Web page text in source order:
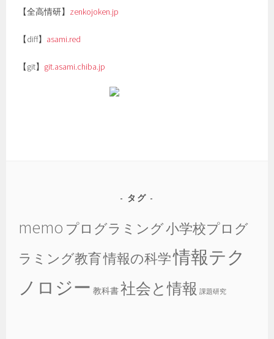
【全高情研】 zenkojoken.jp
【diff】 asami.red
【git】 git.asami.chiba.jp
タグ
memo プログラミング小学校プログ
ラミング教育情報の科学情報テク
ノロジー 教科書社会と情報 課題研究